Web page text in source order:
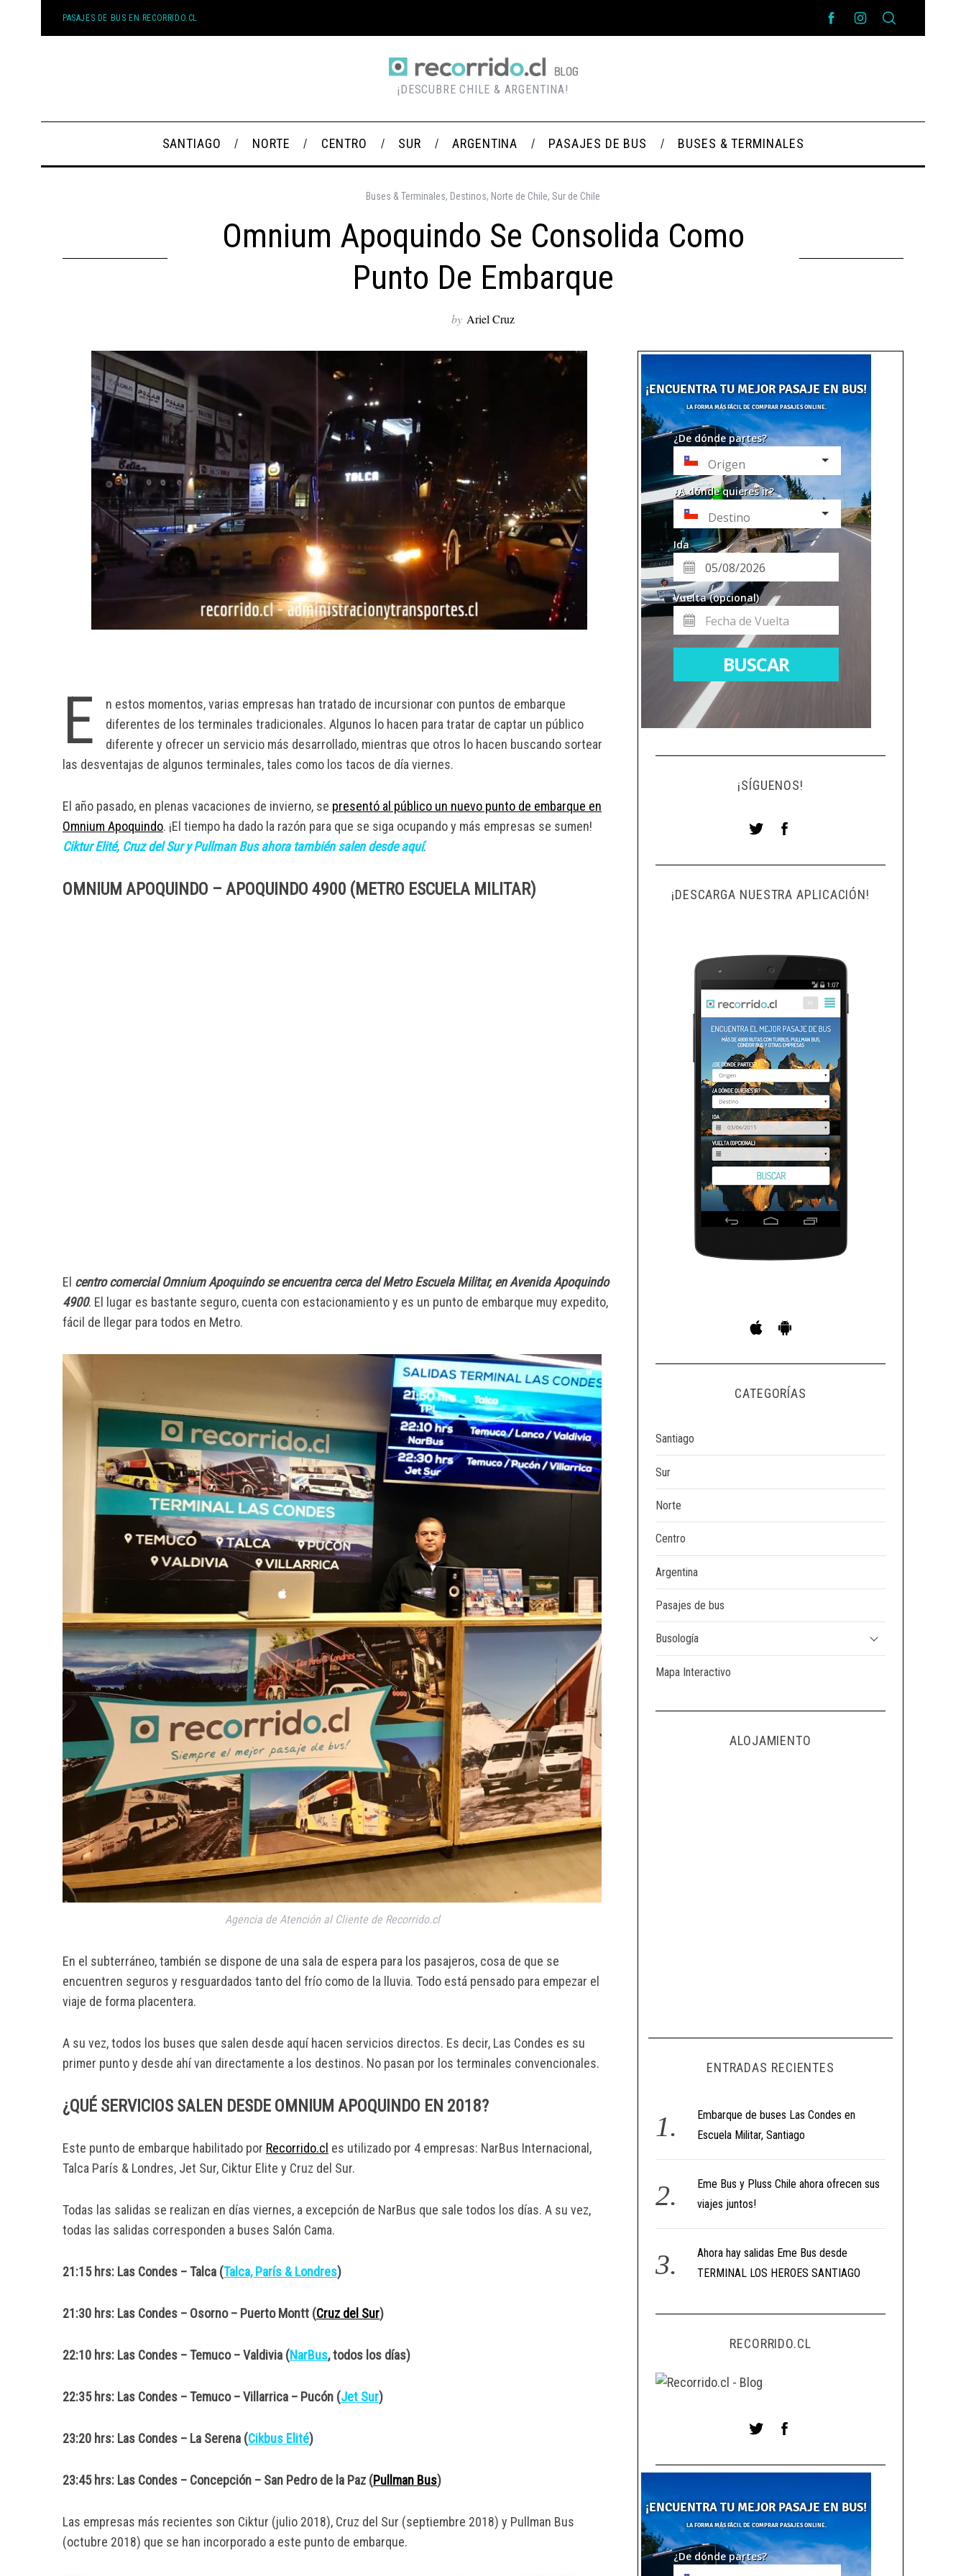
PASAJES DE BUS EN RECORRIDO.CL
¡DESCUBRE CHILE & ARGENTINA!
SANTIAGO NORTE CENTRO SUR ARGENTINA PASAJES DE BUS BUSES & TERMINALES
Buses & Terminales, Destinos, Norte de Chile, Sur de Chile
Omnium Apoquindo Se Consolida Como
Punto De Embarque
by Ariel Cruz
E
n estos momentos, varias empresas han tratado de incursionar con puntos de embarque
diferentes de los terminales tradicionales. Algunos lo hacen para tratar de captar un público
diferente y ofrecer un servicio más desarrollado, mientras que otros lo hacen buscando sortear
las desventajas de algunos terminales, tales como los tacos de día viernes.
El año pasado, en plenas vacaciones de invierno, se presentó al público un nuevo punto de embarque en
Omnium Apoquindo. ¡El tiempo ha dado la razón para que se siga ocupando y más empresas se sumen!
Ciktur Elité, Cruz del Sur y Pullman Bus ahora también salen desde aquí.
OMNIUM APOQUINDO – APOQUINDO 4900 (METRO ESCUELA MILITAR)
El centro comercial Omnium Apoquindo se encuentra cerca del Metro Escuela Militar, en Avenida Apoquindo
4900. El lugar es bastante seguro, cuenta con estacionamiento y es un punto de embarque muy expedito,
fácil de llegar para todos en Metro.
Agencia de Atención al Cliente de Recorrido.cl
En el subterráneo, también se dispone de una sala de espera para los pasajeros, cosa de que se
encuentren seguros y resguardados tanto del frío como de la lluvia. Todo está pensado para empezar el
viaje de forma placentera.
A su vez, todos los buses que salen desde aquí hacen servicios directos. Es decir, Las Condes es su
primer punto y desde ahí van directamente a los destinos. No pasan por los terminales convencionales.
¿QUÉ SERVICIOS SALEN DESDE OMNIUM APOQUINDO EN 2018?
Este punto de embarque habilitado por Recorrido.cl es utilizado por 4 empresas: NarBus Internacional,
Talca París & Londres, Jet Sur, Ciktur Elite y Cruz del Sur.
Todas las salidas se realizan en días viernes, a excepción de NarBus que sale todos los días. A su vez,
todas las salidas corresponden a buses Salón Cama.
21:15 hrs: Las Condes – Talca (Talca, París & Londres)
21:30 hrs: Las Condes – Osorno – Puerto Montt (Cruz del Sur)
22:10 hrs: Las Condes – Temuco – Valdivia (NarBus, todos los días)
22:35 hrs: Las Condes – Temuco – Villarrica – Pucón (Jet Sur)
23:20 hrs: Las Condes – La Serena (Cikbus Elité)
23:45 hrs: Las Condes – Concepción – San Pedro de la Paz (Pullman Bus)
Las empresas más recientes son Ciktur (julio 2018), Cruz del Sur (septiembre 2018) y Pullman Bus
(octubre 2018) que se han incorporado a este punto de embarque.
¡SÍGUENOS!
¡DESCARGA NUESTRA APLICACIÓN!
CATEGORÍAS
Santiago
Sur
Norte
Centro
Argentina
Pasajes de bus
Busología
Mapa Interactivo
ALOJAMIENTO
ENTRADAS RECIENTES
Embarque de buses Las Condes en
Escuela Militar, Santiago
Eme Bus y Pluss Chile ahora ofrecen sus
viajes juntos!
Ahora hay salidas Eme Bus desde
TERMINAL LOS HEROES SANTIAGO
RECORRIDO.CL
r
f
o
r